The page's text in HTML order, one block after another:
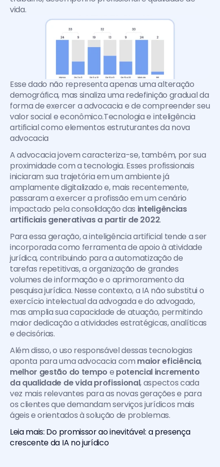
vida.
Esse dado não representa apenas uma alteração
demográfica, mas sinaliza uma redefinição gradual da
forma de exercer a advocacia e de compreender seu
valor social e econômico.Tecnologia e inteligência
artificial como elementos estruturantes da nova
advocacia
A advocacia jovem caracteriza-se, também, por sua
proximidade com a tecnologia. Esses profissionais
iniciaram sua trajetória em um ambiente já
amplamente digitalizado e, mais recentemente,
passaram a exercer a profissão em um cenário
impactado pela consolidação das inteligências
artificiais generativas a partir de 2022.
Para essa geração, a inteligência artificial tende a ser
incorporada como ferramenta de apoio à atividade
jurídica, contribuindo para a automatização de
tarefas repetitivas, a organização de grandes
volumes de informação e o aprimoramento da
pesquisa jurídica. Nesse contexto, a IA não substitui o
exercício intelectual da advogada e do advogado,
mas amplia sua capacidade de atuação, permitindo
maior dedicação a atividades estratégicas, analíticas
e decisórias.
Além disso, o uso responsável dessas tecnologias
aponta para uma advocacia com maior eficiência,
melhor gestão do tempo e potencial incremento
da qualidade de vida profissional, aspectos cada
vez mais relevantes para as novas gerações e para
os clientes que demandam serviços jurídicos mais
ágeis e orientados à solução de problemas.
Leia mais: Do promissor ao inevitável: a presença
crescente da IA no jurídico